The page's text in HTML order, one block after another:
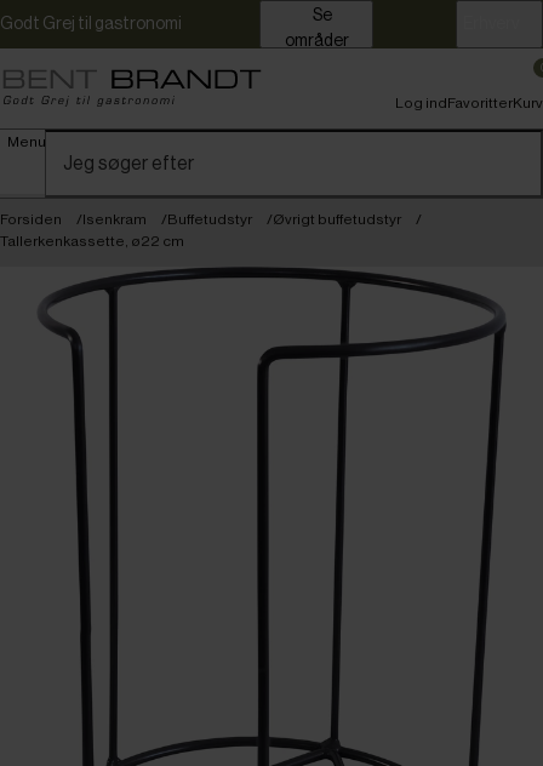
Godt Grej til gastronomi
områder
Menu
Log indFavoritterKurv
Forsiden Isenkram Buffetudstyr
Øvrigt buffetudstyr
Tallerkenkassette, ø22 cm